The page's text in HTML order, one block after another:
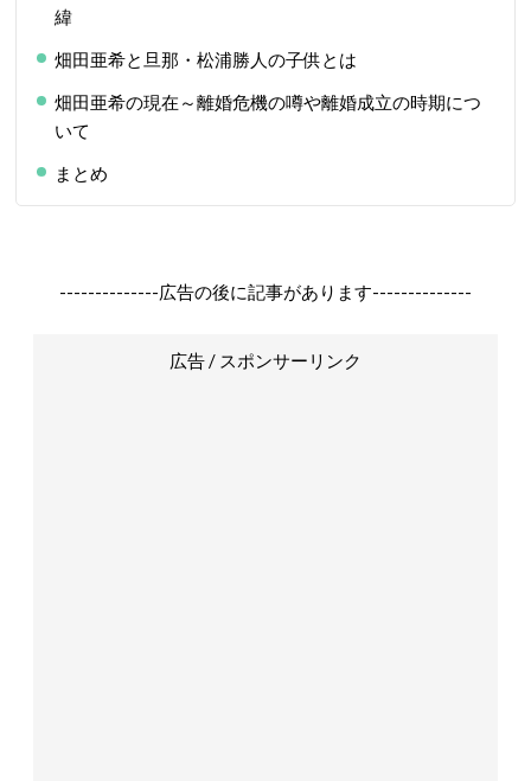
緯
畑田亜希と旦那・松浦勝人の子供とは
畑田亜希の現在～離婚危機の噂や離婚成立の時期につ
いて
まとめ
--------------広告の後に記事があります--------------
広告 / スポンサーリンク